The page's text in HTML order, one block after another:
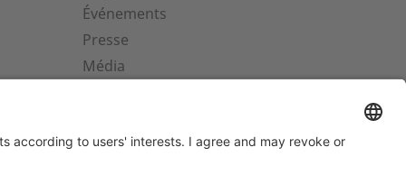
24/24 au-delà de 50
d'assistance téléphonique
Événements
Presse
Média